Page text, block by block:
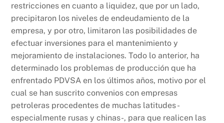
restricciones en cuanto a liquidez, que por un lado,
precipitaron los niveles de endeudamiento de la
empresa, y por otro, limitaron las posibilidades de
efectuar inversiones para el mantenimiento y
mejoramiento de instalaciones. Todo lo anterior, ha
determinado los problemas de producción que ha
enfrentado PDVSA en los últimos años, motivo por el
cual se han suscrito convenios con empresas
petroleras procedentes de muchas latitudes -
especialmente rusas y chinas-, para que realicen las